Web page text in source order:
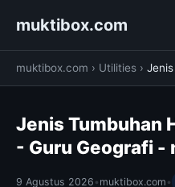
muktibox.com
muktibox.com › Utilities ›
Jenis Tumbuhan
- Guru Geografi -
9 Agustus 2026 • muktibox.com •